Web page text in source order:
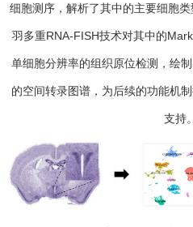
细胞测序，解析了其中的主要细胞
羽多重RNA-FISH技术对其中的
单细胞分辨率的组织原位检测，绘
的空间转录图谱，为后续的功能机
支持。